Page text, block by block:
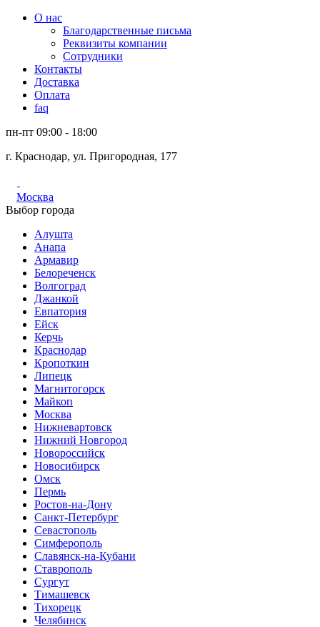
О нас
Благодарственные письма
Реквизиты компании
Сотрудники
Контакты
Доставка
Оплата
faq
пн-пт 09:00 - 18:00
г. Краснодар, ул. Пригородная, 177
Москва
Выбор города
Алушта
Анапа
Армавир
Белореченск
Волгоград
Джанкой
Евпатория
Ейск
Керчь
Краснодар
Кропоткин
Липецк
Магнитогорск
Майкоп
Москва
Нижневартовск
Нижний Новгород
Новороссийск
Новосибирск
Омск
Пермь
Ростов-на-Дону
Санкт-Петербург
Севастополь
Симферополь
Славянск-на-Кубани
Ставрополь
Сургут
Тимашевск
Тихорецк
Челябинск